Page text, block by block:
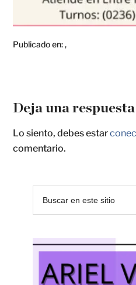
Publicado en:,
Deja una respuesta
Lo siento, debes estar
comentario.